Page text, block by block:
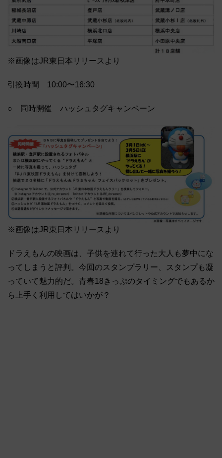
※画像はJR東日本リリースより
引換時間 10:00〜16:30
○ 同時開催 ハッシュタグキャンペーン
※画像はJR東日本リリースより
ドラえもんの映画は、子供を連れて行った大人も夢中にな
ってしまうと評判。今回のスタンプラリー、スタンプも凝
っていて魅力的だ。青春18きっぷのタイミングでもあるか
ら上手く利用してはいかが？